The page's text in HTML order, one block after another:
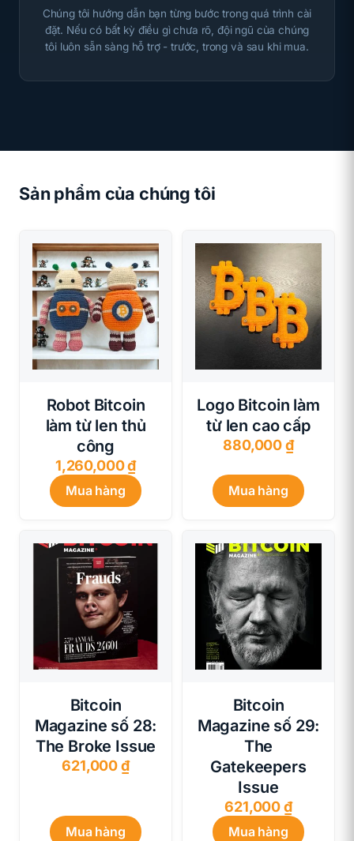
Chúng tôi hướng dẫn bạn từng bước trong quá trình cài
đặt. Nếu có bất kỳ điều gì chưa rõ, đội ngũ của chúng
tôi luôn sẵn sàng hỗ trợ - trước, trong và sau khi mua.
Sản phẩm của chúng tôi
Robot Bitcoin
làm từ len thủ
công
1,260,000₫
Mua hàng
Logo Bitcoin làm
từ len cao cấp
880,000₫
Mua hàng
Bitcoin
Magazine số 28:
The Broke Issue
621,000₫
Mua hàng
Bitcoin
Magazine số 29:
The
Gatekeepers
Issue
621,000₫
Mua hàng